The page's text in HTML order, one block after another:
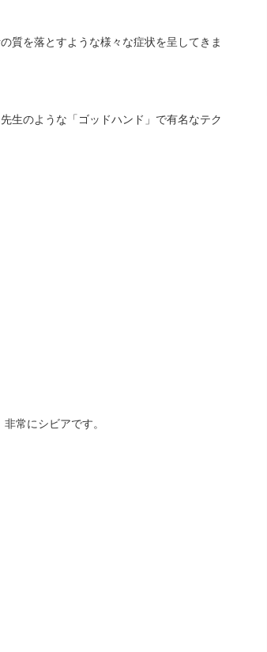
質を落とすような様々な症状を呈してきま
生のような「ゴッドハンド」で有名なテク
非常にシビアです。